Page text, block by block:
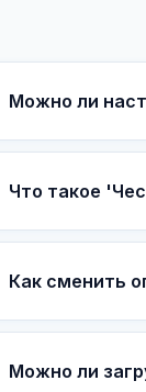
Можно ли
Что такое
Как сменить
Можно ли